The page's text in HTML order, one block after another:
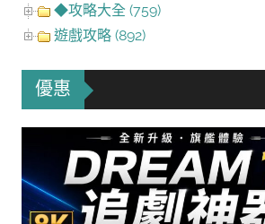
◆攻略大全 (759)
遊戲攻略 (892)
優惠